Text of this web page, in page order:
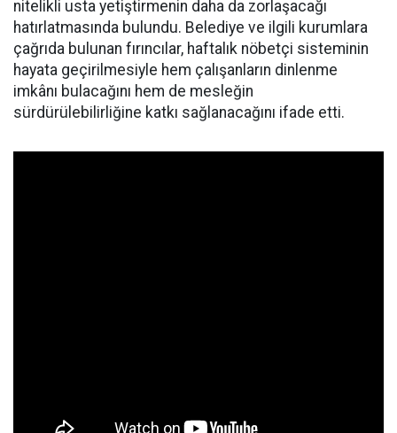
nitelikli usta yetiştirmenin daha da zorlaşacağı
hatırlatmasında bulundu. Belediye ve ilgili kurumlara
çağrıda bulunan fırıncılar, haftalık nöbetçi sisteminin
hayata geçirilmesiyle hem çalışanların dinlenme
imkânı bulacağını hem de mesleğin
sürdürülebilirliğine katkı sağlanacağını ifade etti.